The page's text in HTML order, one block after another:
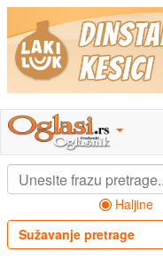
Haljine
Sužavanje pretrage